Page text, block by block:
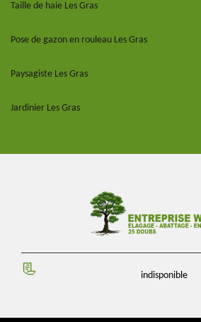
Taille de haie Les Gras
Pose de gazon en rouleau Les Gras
Paysagiste Les Gras
Jardinier Les Gras
indisponible